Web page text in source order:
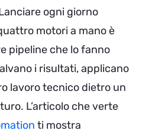
ogni giorno
motori a mano è
pipeline che lo fanno
i risultati, applicano
lavoro tecnico dietro un
L’articolo che verte
ti mostra